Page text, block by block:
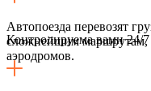
Автопоезда перевозят
сложнейшим маршрутам,
аэродромов.
Контролируема вами 24/7